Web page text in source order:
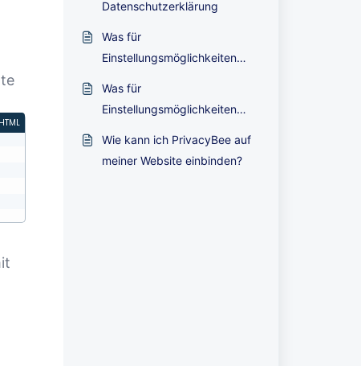
HTML
Datenschutzerklärung
Was für
Einstellungsmöglichkeiten
Was für
Einstellungsmöglichkeiten
Wie kann ich PrivacyBee auf
meiner Website einbinden?